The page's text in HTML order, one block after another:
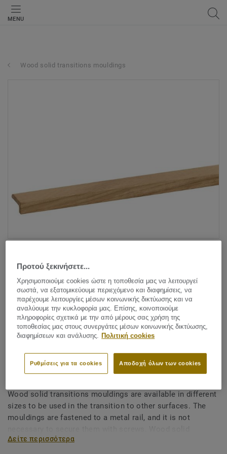
MENU
Wood solid transitions mouldings
Δείτε όλα τα σχέδια (7)
Accessories
Wood solid transitions
mouldings - End Cover 21x9
Wood solid transitions mouldings are available in different
sizes to be used in the transition to other surfaces. The
mouldings are fastened to a metal rail, and it is not
transition mouldings are available in different types:
Δείτε περισσότερα
Προτού ξεκινήσετε...
Χρησιμοποιούμε cookies ώστε η τοποθεσία μας να λειτουργεί
σωστά, να εξατομικεύουμε περιεχόμενο και διαφημίσεις, να
παρέχουμε λειτουργίες μέσων κοινωνικής δικτύωσης και να
αναλύουμε την κυκλοφορία μας. Επίσης, κοινοποιούμε
πληροφορίες σχετικά με την από μέρους σας χρήση της
τοποθεσίας μας στους συνεργάτες μέσων κοινωνικής δικτύωσης,
διαφημίσεων και ανάλυσης.
Πολιτική cookies
Αποδοχή όλων των cookies
Ρυθμίσεις για τα cookies